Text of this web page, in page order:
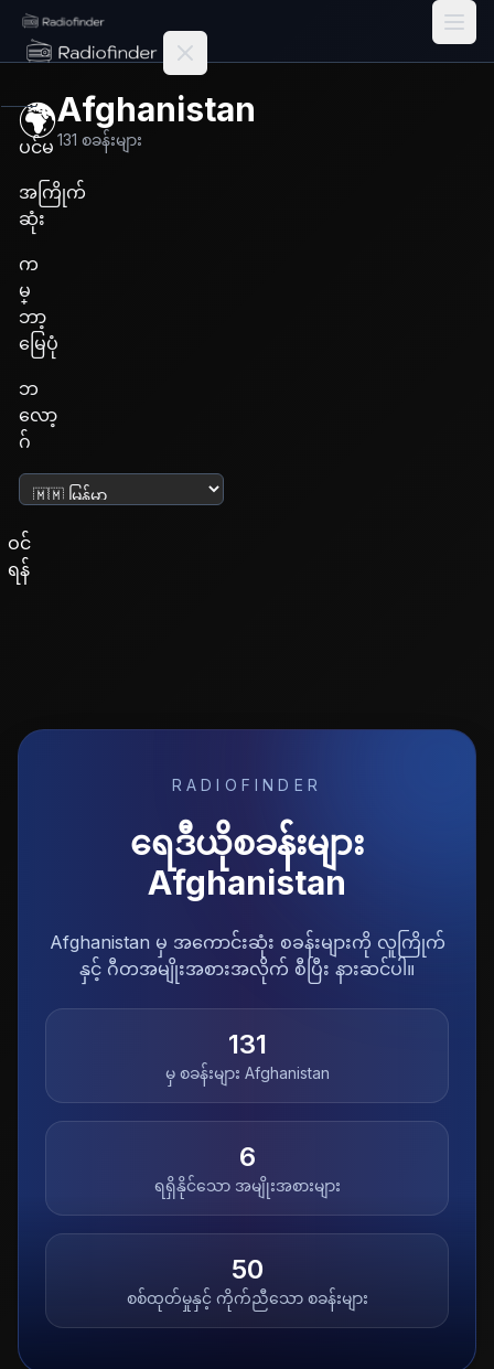
Radiofinder home
ပင်မ
အကြိုက်
ဆုံး
က
မ္
ဘာ့
မြေပုံ
ဘ
လော့
ဂ်
ဘာသာစကား ပြောင်းရန်
ဝင်
ရန်
🌍Afghanistan
131 စခန်းများ
RADIOFINDER
ရေဒီယိုစခန်းများ
Afghanistan
Afghanistan မှ အကောင်းဆုံး စခန်းများကို လူကြိုက်
နှင့် ဂီတအမျိုးအစားအလိုက် စီပြီး နားဆင်ပါ။
131
မှ စခန်းများ Afghanistan
6
ရရှိနိုင်သော အမျိုးအစားများ
50
စစ်ထုတ်မှုနှင့် ကိုက်ညီသော စခန်းများ